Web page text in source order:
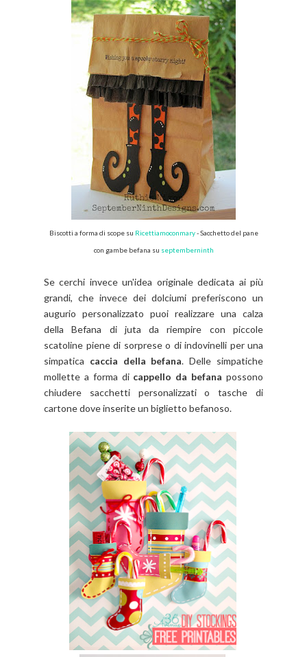
Biscotti a forma di scope su Ricettiamoconmary- Sacchetto del pane
con gambe befana su septemberninth
Se cerchi invece un'idea originale dedicata ai più
grandi, che invece dei dolciumi preferiscono un
augurio personalizzato puoi realizzare una calza
della Befana di juta da riempire con piccole
scatoline piene di sorprese o di indovinelli per una
simpatica caccia della befana. Delle simpatiche
mollette a forma di cappello da befana possono
chiudere sacchetti personalizzati o tasche di
cartone dove inserite un biglietto befanoso.